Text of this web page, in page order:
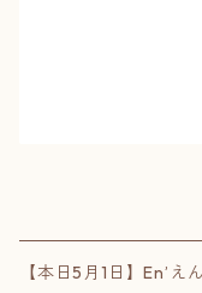
【本日5月1日】En’